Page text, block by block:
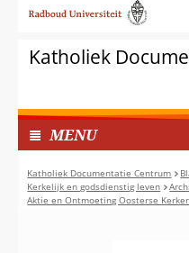
het
van
cookies
deze
website
worden
toegestaan
of
geweigerd.
naar
inhoudKatholiek
MENUI
N
G
E
K
Katholiek Documentatie Centrum
Kerkelijk en godsdienstig leven
Aktie en Ontmoeting Oosterse